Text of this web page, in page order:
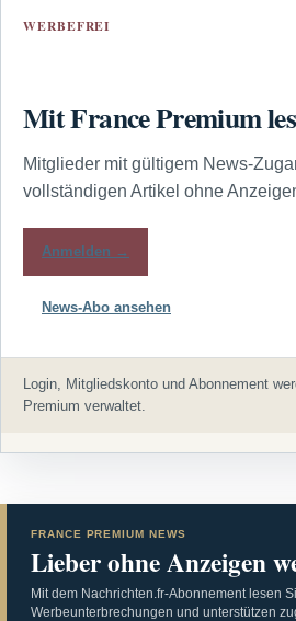
WERBEFREI
Mit France Premium
Mitglieder mit gültigem News-
vollständigen Artikel ohne
Anmelden →
News-Abo ansehen
Login, Mitgliedskonto und Abonnement
Premium verwaltet.
FRANCE PREMIUM NEWS
Lieber ohne Anzeigen
Mit dem Nachrichten.fr-Abonnement lesen
Werbeunterbrechungen und unterstützen